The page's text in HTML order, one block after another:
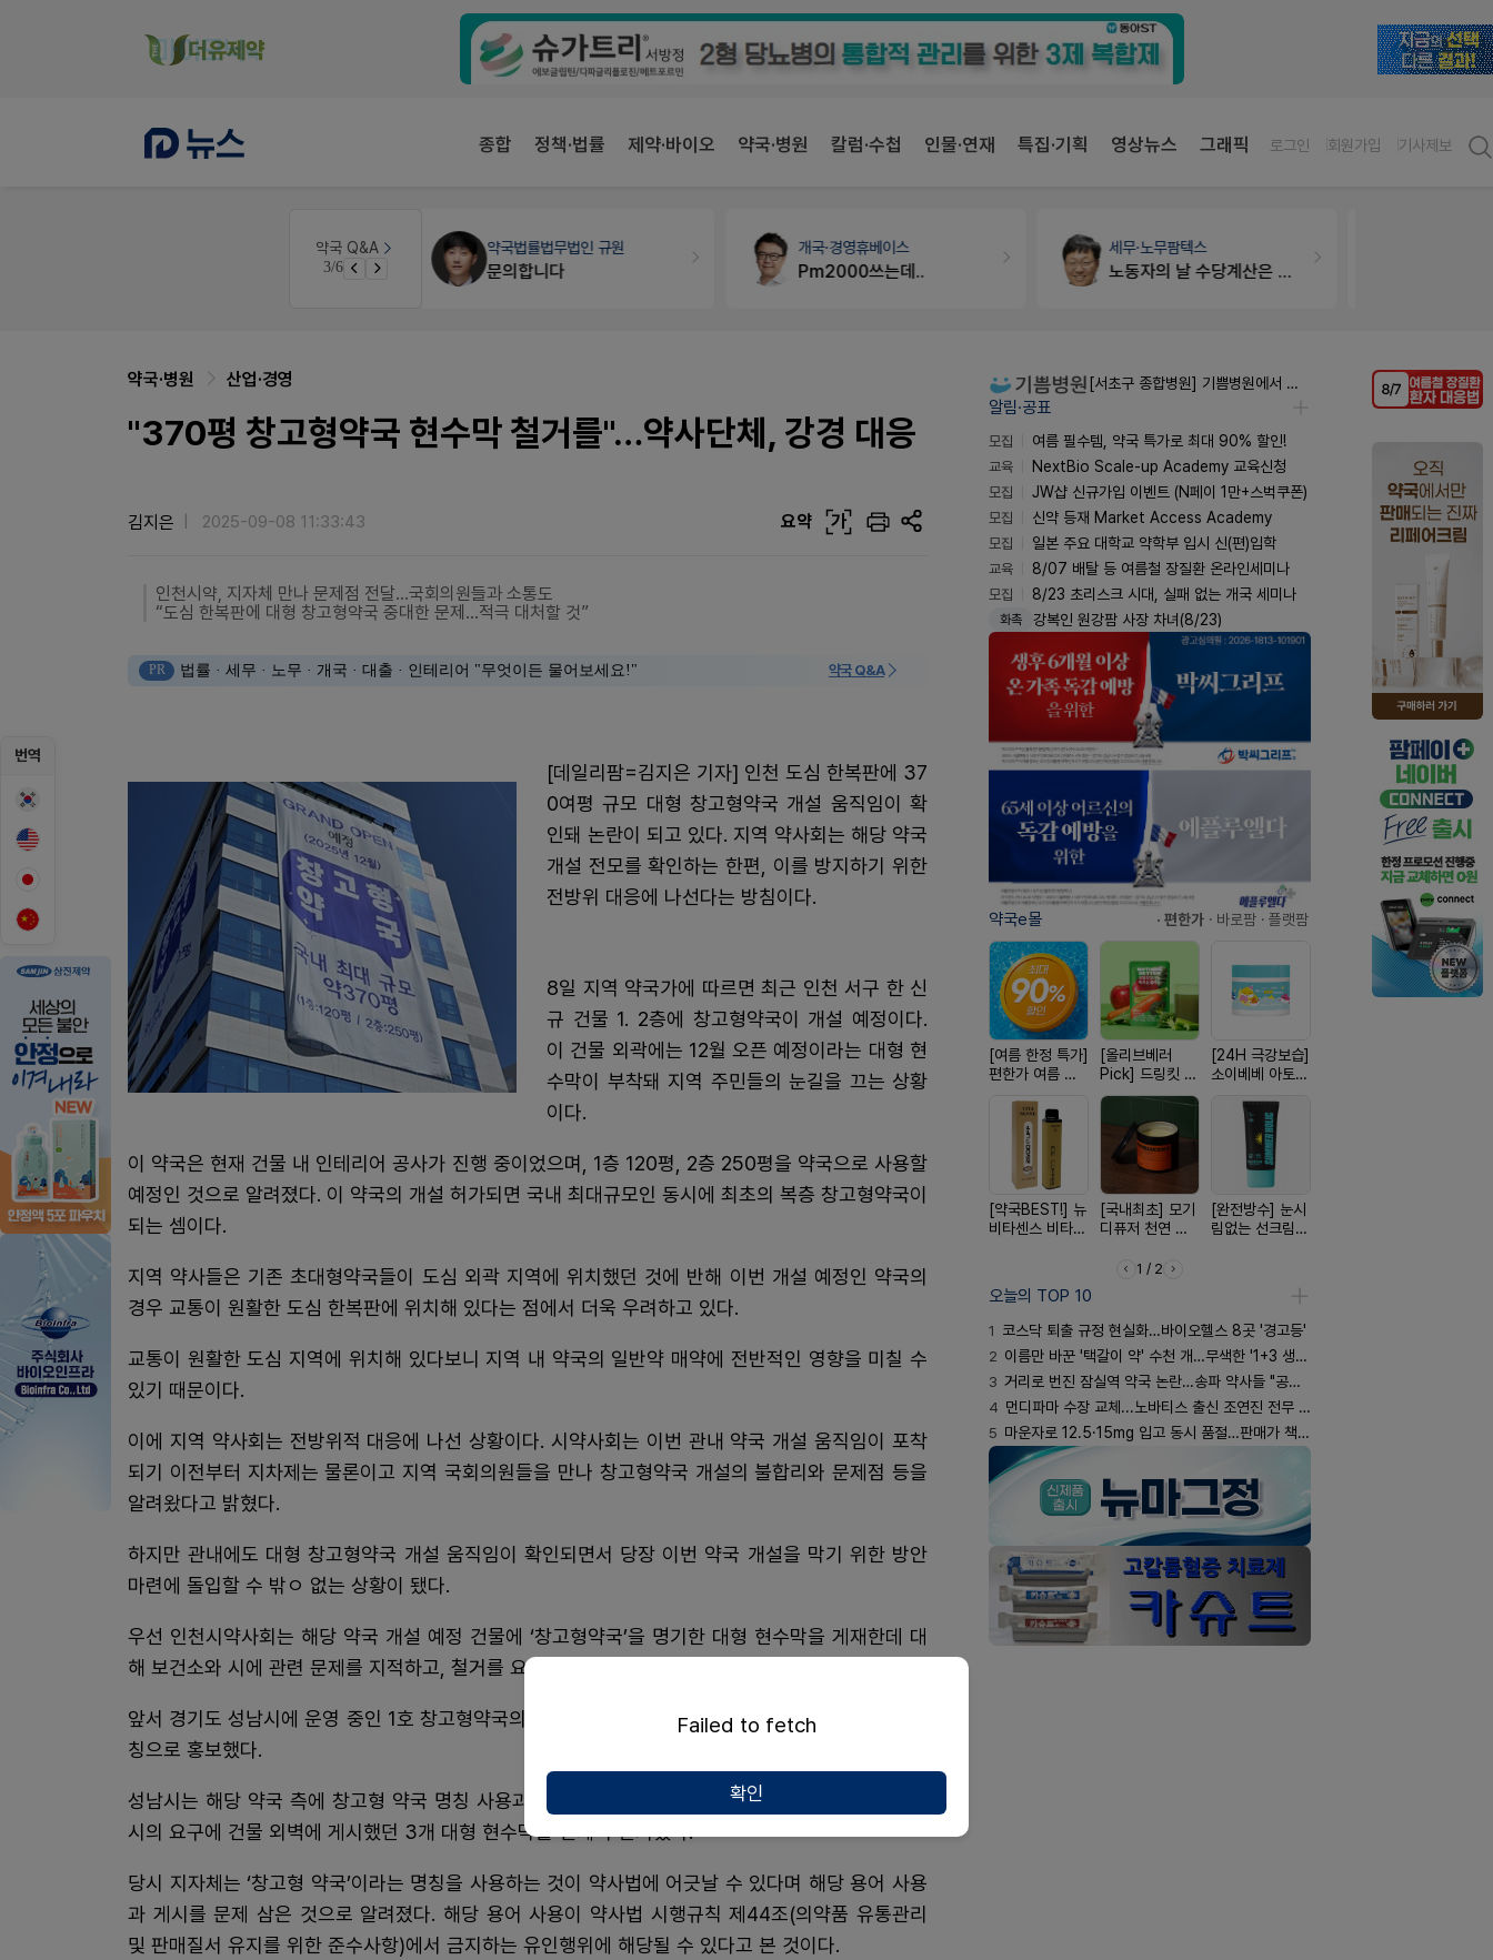
종합 정책·법률 제약·바이오 약국·병원 칼럼·수첩 인물·연재 특집·기획 영상뉴스 그래픽 로그인 회원가입 기사제보
약국 Q&A
3/6
경단녀요건중 근로스득원천징수액
약국법률법무법인 규원
문의합니다
개국·경영휴베이스
Pm2000쓰는데..
세무·노무팜텍스
노동자의 날 수당계산은 어떻게 되나요
번역
약국·병원 산업·경영
"370평 창고형약국 현수막 철거를"…약사단체, 강경 대응
김지은 2025-09-08 11:33:43 요약 가
인천시약, 지자체 만나 문제점 전달…국회의원들과 소통도
“도심 한복판에 대형 창고형약국 중대한 문제…적극 대처할 것”
PR 법률 · 세무 · 노무 · 개국 · 대출 · 인테리어 "무엇이든 물어보세요!" 약국 Q&A
[데일리팜=김지은 기자] 인천 도심 한복판에 37
0여평 규모 대형 창고형약국 개설 움직임이 확
인돼 논란이 되고 있다. 지역 약사회는 해당 약국
개설 전모를 확인하는 한편, 이를 방지하기 위한
전방위 대응에 나선다는 방침이다.
8일 지역 약국가에 따르면 최근 인천 서구 한 신
규 건물 1. 2층에 창고형약국이 개설 예정이다.
이 건물 외곽에는 12월 오픈 예정이라는 대형 현
수막이 부착돼 지역 주민들의 눈길을 끄는 상황
이다.
이 약국은 현재 건물 내 인테리어 공사가 진행 중이었으며, 1층 120평, 2층 250평을 약국으로 사용할
예정인 것으로 알려졌다. 이 약국의 개설 허가되면 국내 최대규모인 동시에 최초의 복층 창고형약국이
되는 셈이다.
지역 약사들은 기존 초대형약국들이 도심 외곽 지역에 위치했던 것에 반해 이번 개설 예정인 약국의
경우 교통이 원활한 도심 한복판에 위치해 있다는 점에서 더욱 우려하고 있다.
교통이 원활한 도심 지역에 위치해 있다보니 지역 내 약국의 일반약 매약에 전반적인 영향을 미칠 수
있기 때문이다.
이에 지역 약사회는 전방위적 대응에 나선 상황이다. 시약사회는 이번 관내 약국 개설 움직임이 포착
되기 이전부터 지차제는 물론이고 지역 국회의원들을 만나 창고형약국 개설의 불합리와 문제점 등을
알려왔다고 밝혔다.
하지만 관내에도 대형 창고형약국 개설 움직임이 확인되면서 당장 이번 약국 개설을 막기 위한 방안
마련에 돌입할 수 밖ㅇ 없는 상황이 됐다.
우선 인천시약사회는 해당 약국 개설 예정 건물에 ‘창고형약국’을 명기한 대형 현수막을 게재한데 대
해 보건소와 시에 관련 문제를 지적하고, 철거를 요청할 예정이다.
앞서 경기도 성남시에 운영 중인 1호 창고형약국의 경우도 건물에 대형 현수막을 게재, 창고형약국 명
칭으로 홍보했다.
성남시는 해당 약국 측에 창고형 약국 명칭 사용과 게시에 대한 시정 명령 조치를 했고, 해당 약국은
시의 요구에 건물 외벽에 게시했던 3개 대형 현수막을 일제히 철거했다.
당시 지자체는 ‘창고형 약국’이라는 명칭을 사용하는 것이 약사법에 어긋날 수 있다며 해당 용어 사용
과 게시를 문제 삼은 것으로 알려졌다. 해당 용어 사용이 약사법 시행규칙 제44조(의약품 유통관리
및 판매질서 유지를 위한 준수사항)에서 금지하는 유인행위에 해당될 수 있다고 본 것이다.
[서초구 종합병원] 기쁨병원에서 약사 초빙합니다.
알림·공표
모집
여름 필수템, 약국 특가로 최대 90% 할인!
교육
NextBio Scale-up Academy 교육신청
모집
JW샵 신규가입 이벤트 (N페이 1만+스벅쿠폰)
모집
신약 등재 Market Access Academy
모집
일본 주요 대학교 약학부 입시 신(편)입학
교육
8/07 배탈 등 여름철 장질환 온라인세미나
모집
8/23 초리스크 시대, 실패 없는 개국 세미나
화촉 강복인 원강팜 사장 차녀(8/23)
약국e몰 · 편한가 · 바로팜 · 플랫팜
[여름 한정 특가]
편한가 여름 쿨
템 싹쓰리)
[올리브베러
Pick] 드링킷 건
강음료
[24H 극강보습]
소이베베 아토
[약국BEST!] 뉴
비타센스 비타민
[국내최초] 모기
디퓨저 천연 계
퓨저
[완전방수] 눈시
림없는 선크림
1 / 2
오늘의 TOP 10
1 코스닥 퇴출 규정 현실화…바이오헬스 8곳 '경고등'
2 이름만 바꾼 '택갈이 약' 수천 개…무색한 '1+3 생동'
3 거리로 번진 잠실역 약국 논란…송파 약사들 "공공성 훼손"
4 먼디파마 수장 교체...노바티스 출신 조연진 전무 내정
5 마운자로 12.5·15mg 입고 동시 품절…판매가 책정 고심
Failed to fetch
확인